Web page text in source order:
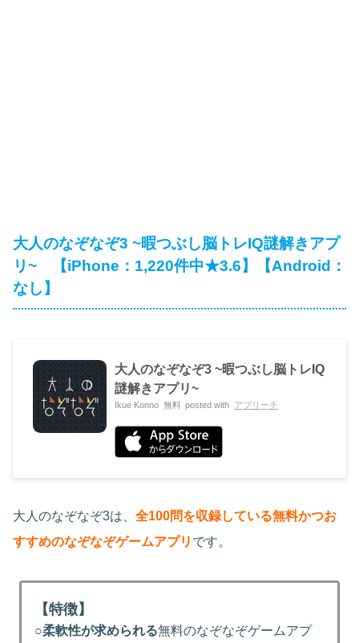
大人のなぞなぞ3 ~暇つぶし脳トレIQ謎解きアプ
リ~ 【iPhone：1,220件中★3.6】【Android：
なし】
大人のなぞなぞ3 ~暇つぶし脳トレIQ
謎解きアプリ~
Ikue Konno 無料 posted with アプリーチ
大人のなぞなぞ3は、 全100問を収録している無料かつお
すすめのなぞなぞゲームアプリ です。
【特徴】
○柔軟性が求められる無料のなぞなぞゲームアプ